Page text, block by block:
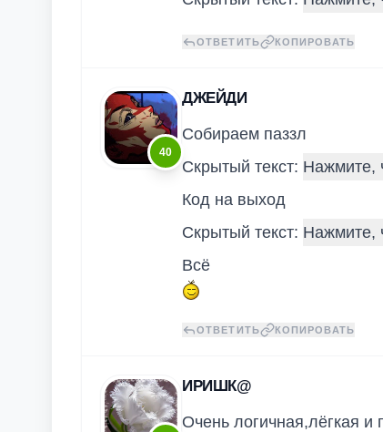
ОТВЕТИТЬ КОПИРОВАТЬ
40
ДЖЕЙДИ
Собираем паззл
Скрытый текст:
Код на выход
Скрытый текст:
Всё
ОТВЕТИТЬ КОПИРОВАТЬ
ИРИШК@
Очень логичная,лёгкая и